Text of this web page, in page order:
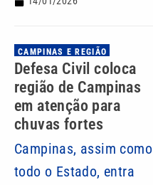
CAMPINAS E REGIÃO
Defesa Civil coloca
região de Campinas
em atenção para
chuvas fortes
Campinas, assim como
todo o Estado, entra